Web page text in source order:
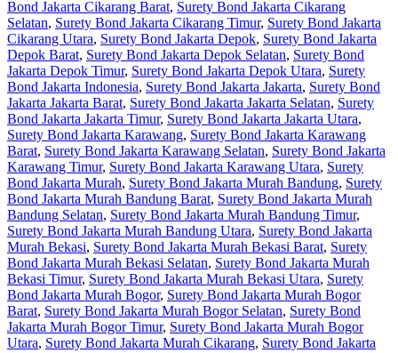
Bond Jakarta Cikarang Barat, Surety Bond Jakarta Cikarang
Selatan, Surety Bond Jakarta Cikarang Timur, Surety Bond Jakarta
Cikarang Utara, Surety Bond Jakarta Depok, Surety Bond Jakarta
Depok Barat, Surety Bond Jakarta Depok Selatan, Surety Bond
Jakarta Depok Timur, Surety Bond Jakarta Depok Utara, Surety
Bond Jakarta Indonesia, Surety Bond Jakarta Jakarta, Surety Bond
Jakarta Jakarta Barat, Surety Bond Jakarta Jakarta Selatan, Surety
Bond Jakarta Jakarta Timur, Surety Bond Jakarta Jakarta Utara,
Surety Bond Jakarta Karawang, Surety Bond Jakarta Karawang
Barat, Surety Bond Jakarta Karawang Selatan, Surety Bond Jakarta
Karawang Timur, Surety Bond Jakarta Karawang Utara, Surety
Bond Jakarta Murah, Surety Bond Jakarta Murah Bandung, Surety
Bond Jakarta Murah Bandung Barat, Surety Bond Jakarta Murah
Bandung Selatan, Surety Bond Jakarta Murah Bandung Timur,
Surety Bond Jakarta Murah Bandung Utara, Surety Bond Jakarta
Murah Bekasi, Surety Bond Jakarta Murah Bekasi Barat, Surety
Bond Jakarta Murah Bekasi Selatan, Surety Bond Jakarta Murah
Bekasi Timur, Surety Bond Jakarta Murah Bekasi Utara, Surety
Bond Jakarta Murah Bogor, Surety Bond Jakarta Murah Bogor
Barat, Surety Bond Jakarta Murah Bogor Selatan, Surety Bond
Jakarta Murah Bogor Timur, Surety Bond Jakarta Murah Bogor
Utara, Surety Bond Jakarta Murah Cikarang, Surety Bond Jakarta